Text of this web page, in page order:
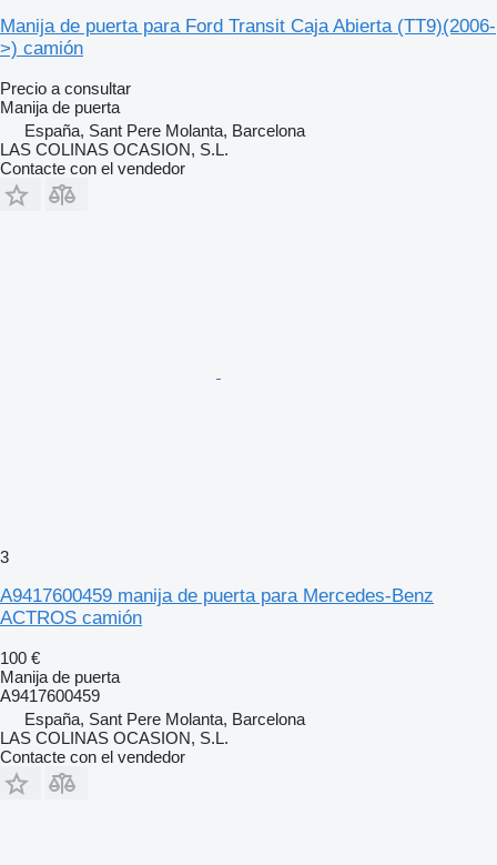
Manija de puerta para Ford Transit Caja Abierta (TT9)(2006-
>) camión
Precio a consultar
Manija de puerta
España, Sant Pere Molanta, Barcelona
LAS COLINAS OCASION, S.L.
Contacte con el vendedor
3
A9417600459 manija de puerta para Mercedes-Benz
ACTROS camión
100 €
Manija de puerta
A9417600459
España, Sant Pere Molanta, Barcelona
LAS COLINAS OCASION, S.L.
Contacte con el vendedor